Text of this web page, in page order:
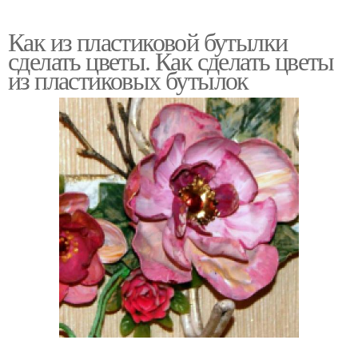
Как из пластиковой бутылки
сделать цветы. Как сделать цветы
из пластиковых бутылок